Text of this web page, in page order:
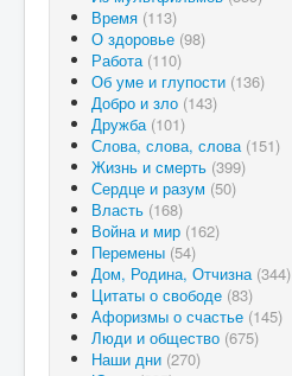
Время (113)
О здоровье (98)
Работа (110)
Об уме и глупости (136)
Добро и зло (143)
Дружба (101)
Слова, слова, слова (151)
Жизнь и смерть (399)
Сердце и разум (50)
Власть (168)
Война и мир (162)
Перемены (54)
Дом, Родина, Отчизна (344)
Цитаты о свободе (83)
Афоризмы о счастье (145)
Люди и общество (675)
Наши дни (270)